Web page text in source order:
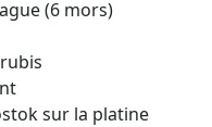
(6 mors)
sur la platine